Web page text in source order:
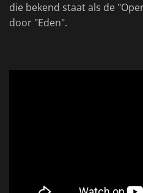
die bekend staat als de
door "Eden".